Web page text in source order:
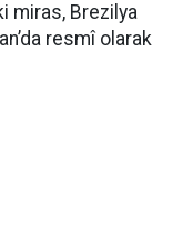
miras, Brezilya
resmî olarak